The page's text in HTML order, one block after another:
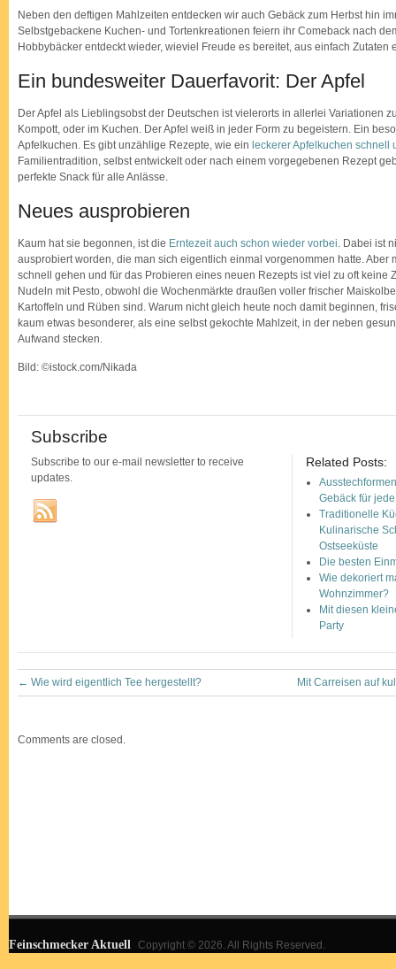
Neben den deftigen Mahlzeiten entdecken wir auch Gebäck zum Herbst hin
Selbstgebackene Kuchen- und Tortenkreationen feiern ihr Comeback nach
Hobbybäcker entdeckt wieder, wieviel Freude es bereitet, aus einfach Zutaten
Ein bundesweiter Dauerfavorit: Der Apfel
Der Apfel als Lieblingsobst der Deutschen ist vielerorts in allerlei Variationen
Kompott, oder im Kuchen. Der Apfel weiß in jeder Form zu begeistern. Ein
Apfelkuchen. Es gibt unzählige Rezepte, wie ein leckerer Apfelkuchen schnell
Familientradition, selbst entwickelt oder nach einem vorgegebenen Rezept
perfekte Snack für alle Anlässe.
Neues ausprobieren
Kaum hat sie begonnen, ist die Erntezeit auch schon wieder vorbei. Dabei ist
ausprobiert worden, die man sich eigentlich einmal vorgenommen hatte. Aber
schnell gehen und für das Probieren eines neuen Rezepts ist viel zu oft keine
Nudeln mit Pesto, obwohl die Wochenmärkte draußen voller frischer
Kartoffeln und Rüben sind. Warum nicht gleich heute noch damit beginnen,
kaum etwas besonderer, als eine selbst gekochte Mahlzeit, in der neben
Aufwand stecken.
Bild: ©istock.com/Nikada
Subscribe
Subscribe to our e-mail newsletter to receive
updates.
Related Posts:
Gebäck für
Traditionelle
Kulinarische
Ostseeküste
Die besten
Wie dekoriert
Wohnzimmer?
Mit diesen
Party
← Wie wird eigentlich Tee hergestellt? Mit Carreisen auf
Comments are closed.
Feinschmecker Aktuell Copyright © 2026. All Rights Reserved.